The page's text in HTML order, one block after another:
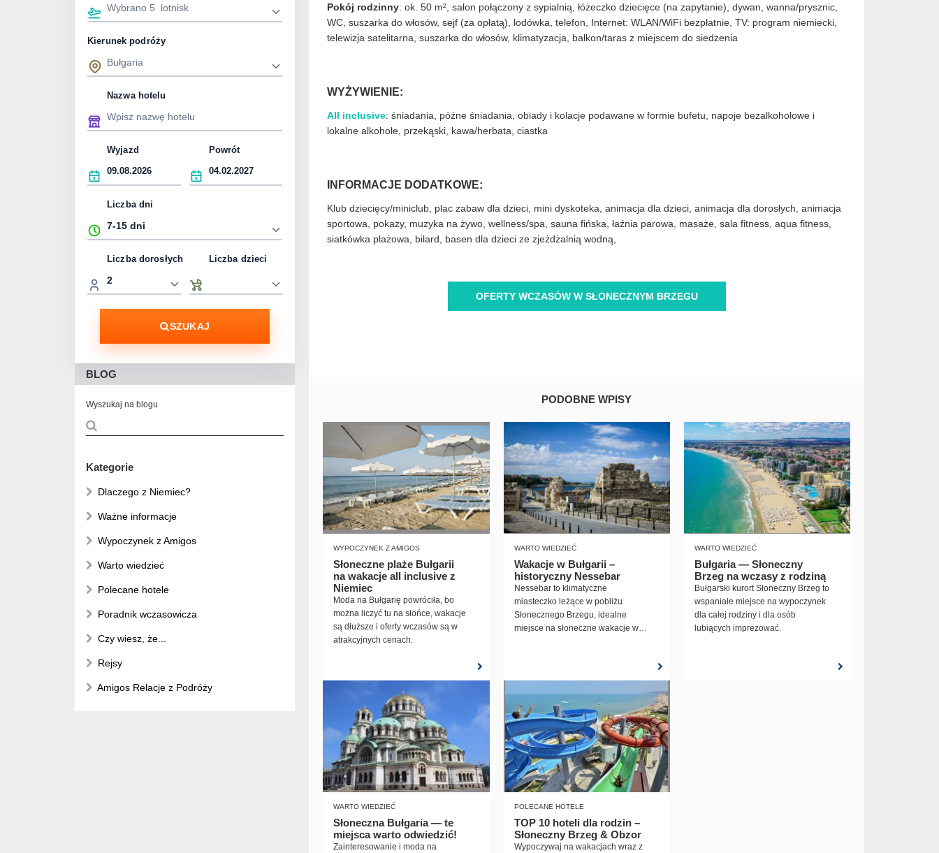
Pokój rodzinny: ok. 50 m², salon połączony z sypialnią, łóżeczko dziecięce (na zapytanie), dywan, wanna/prysznic,
WC, suszarka do włosów, sejf (za opłatą), lodówka, telefon, Internet: WLAN/WiFi bezpłatnie, TV: program niemiecki,
telewizja satelitarna, suszarka do włosów, klimatyzacja, balkon/taras z miejscem do siedzenia
WYŻYWIENIE:
All inclusive: śniadania, późne śniadania, obiady i kolacje podawane w formie bufetu, napoje bezalkoholowe i
lokalne alkohole, przekąski, kawa/herbata, ciastka
INFORMACJE DODATKOWE:
Klub dziecięcy/miniclub, plac zabaw dla dzieci, mini dyskoteka, animacja dla dzieci, animacja dla dorosłych, animacja
sportowa, pokazy, muzyka na żywo, wellness/spa, sauna fińska, łaźnia parowa, masaże, sala fitness, aqua fitness,
siatkówka plażowa, bilard, basen dla dzieci ze zjeżdżalnią wodną,
OFERTY WCZASÓW W SŁONECZNYM BRZEGU
PODOBNE WPISY
WYPOCZYNEK Z AMIGOS
Słoneczne plaże Bułgarii
na wakacje all inclusive z
Niemiec
Moda na Bułgarię powróciła, bo
można liczyć tu na słońce, wakacje
są dłuższe i oferty wczasów są w
atrakcyjnych cenach.
WARTO WIEDZIEĆ
Wakacje w Bułgarii –
historyczny Nessebar
Nessebar to klimatyczne
miasteczko leżące w pobliżu
Słonecznego Brzegu, idealne
miejsce na słoneczne wakacje w
WARTO WIEDZIEĆ
Bułgaria — Słoneczny
Brzeg na wczasy z rodziną
Bułgarski kurort Słoneczny Brzeg to
wspaniałe miejsce na wypoczynek
dla całej rodziny i dla osób
lubiących imprezować.
WARTO WIEDZIEĆ
Słoneczna Bułgaria — te
miejsca warto odwiedzić!
Zainteresowanie i moda na
POLECANE HOTELE
TOP 10 hoteli dla rodzin –
Słoneczny Brzeg & Obzor
Wypoczywaj na wakacjach wraz z
BLOG
Wyszukaj na blogu
Kategorie
Dlaczego z Niemiec?
Ważne informacje
Wypoczynek z Amigos
Warto wiedzieć
Polecane hotele
Poradnik wczasowicza
Czy wiesz, że...
Rejsy
Amigos Relacje z Podróży
Kierunek podróży
Nazwa hotelu
Wyjazd Powrót
Liczba dni
Liczba dorosłych Liczba dzieci
SZUKAJ